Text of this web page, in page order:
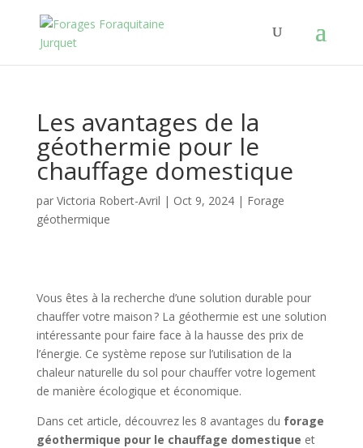
Les avantages de la
géothermie pour le
chauffage domestique
par Victoria Robert-Avril | Oct 9, 2024| Forage
géothermique
Vous êtes à la recherche d’une solution durable pour
chauffer votre maison ? La géothermie est une solution
intéressante pour faire face à la hausse des prix de
l’énergie. Ce système repose sur l’utilisation de la
chaleur naturelle du sol pour chauffer votre logement
de manière écologique et économique.
Dans cet article, découvrez les 8 avantages du forage
géothermique pour le chauffage domestique et